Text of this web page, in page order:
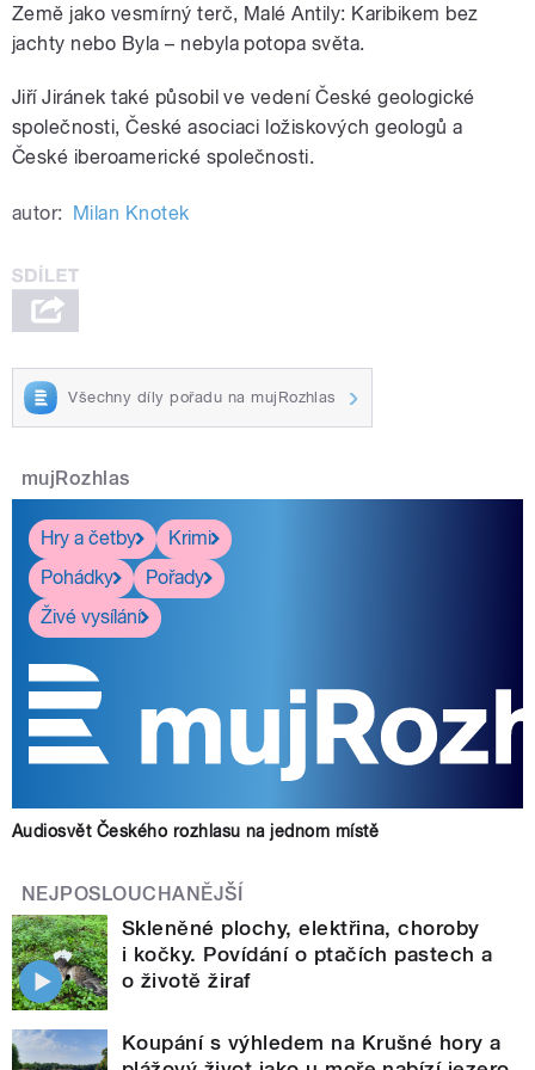
Země jako vesmírný terč, Malé Antily: Karibikem bez
jachty nebo Byla – nebyla potopa světa.
Jiří Jiránek také působil ve vedení České geologické
společnosti, České asociaci ložiskových geologů a
České iberoamerické společnosti.
autor: Milan Knotek
Všechny díly pořadu na mujRozhlas
mujRozhlas
Hry a četby
Krimi
Pohádky
Pořady
Živé vysílání
Audiosvět Českého rozhlasu na jednom místě
NEJPOSLOUCHANĚJŠÍ
Skleněné plochy, elektřina, choroby
i kočky. Povídání o ptačích pastech a
o životě žiraf
Koupání s výhledem na Krušné hory a